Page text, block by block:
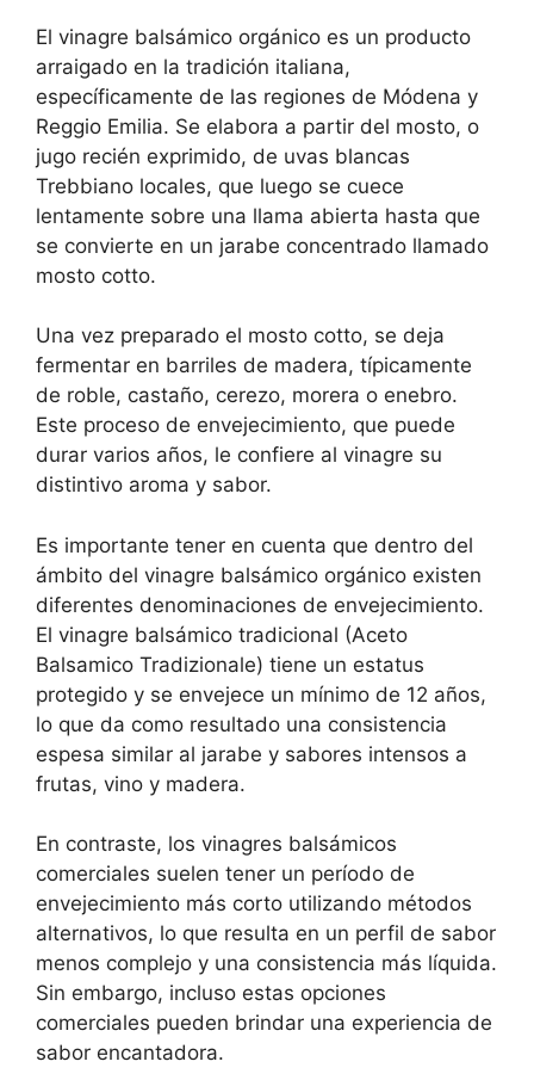
El vinagre balsámico orgánico es un producto
arraigado en la tradición italiana,
específicamente de las regiones de Módena y
Reggio Emilia. Se elabora a partir del mosto, o
jugo recién exprimido, de uvas blancas
Trebbiano locales, que luego se cuece
lentamente sobre una llama abierta hasta que
se convierte en un jarabe concentrado llamado
mosto cotto.
Una vez preparado el mosto cotto, se deja
fermentar en barriles de madera, típicamente
de roble, castaño, cerezo, morera o enebro.
Este proceso de envejecimiento, que puede
durar varios años, le confiere al vinagre su
distintivo aroma y sabor.
Es importante tener en cuenta que dentro del
ámbito del vinagre balsámico orgánico existen
diferentes denominaciones de envejecimiento.
El vinagre balsámico tradicional (Aceto
Balsamico Tradizionale) tiene un estatus
protegido y se envejece un mínimo de 12 años,
lo que da como resultado una consistencia
espesa similar al jarabe y sabores intensos a
frutas, vino y madera.
En contraste, los vinagres balsámicos
comerciales suelen tener un período de
envejecimiento más corto utilizando métodos
alternativos, lo que resulta en un perfil de sabor
menos complejo y una consistencia más líquida.
Sin embargo, incluso estas opciones
comerciales pueden brindar una experiencia de
sabor encantadora.